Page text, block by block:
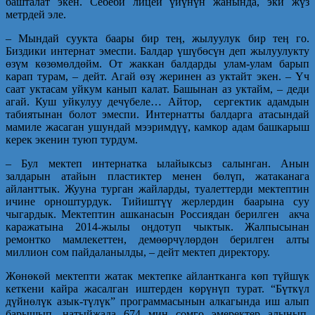
метрдей эле.
– Мындай суукта баары бир теӊ, жылуулук бир теӊ го.
Биздики интернат эмеспи. Балдар үшүбөсүн деп жылуулукту
өзүм көзөмөлдөйм. От жаккан балдарды улам-улам барып
карап турам, – дейт. Агай өзү жеринен аз уктайт экен. – Үч
саат уктасам уйкум канып калат. Башынан аз уктайм, – деди
агай. Куш уйкулуу дечүбеле… Айтор, сергектик адамдын
табиятынан болот эмеспи. Интернатты балдарга атасындай
мамиле жасаган ушундай мээримдүү, камкор адам башкарыш
керек экенин туюп турдум.
– Бул мектеп интернатка ылайыксыз салынган. Анын
залдарын атайын пластиктер менен бөлүп, жатаканага
айланттык. Жууна турган жайларды, туалеттерди мектептин
ичине орноштурдук. Тийиштүү жерлердин баарына суу
чыгардык. Мектептин ашканасын Россиядан берилген акча
каражатына 2014-жылы оӊдотуп чыктык. Жалпысынан
ремонтко мамлекеттен, демөөрчүлөрдөн берилген алты
миллион сом пайдаланылды, – дейт мектеп директору.
Жөнөкөй мектепти жатак мектепке айлантканга көп түйшүк
кеткени кайра жасалган иштерден көрүнүп турат. “Бүткүл
дүйнөлүк азык-түлүк” программасынын алкагында иш алып